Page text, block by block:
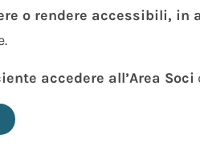
o rendere accessibili, in
accedere all’Area Soci